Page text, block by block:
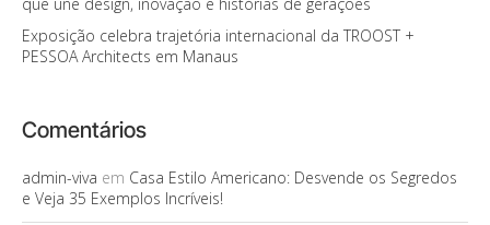
que une design, inovação e histórias de gerações
Exposição celebra trajetória internacional da TROOST +
PESSOA Architects em Manaus
Comentários
admin-viva em Casa Estilo Americano: Desvende os Segredos
e Veja 35 Exemplos Incríveis!